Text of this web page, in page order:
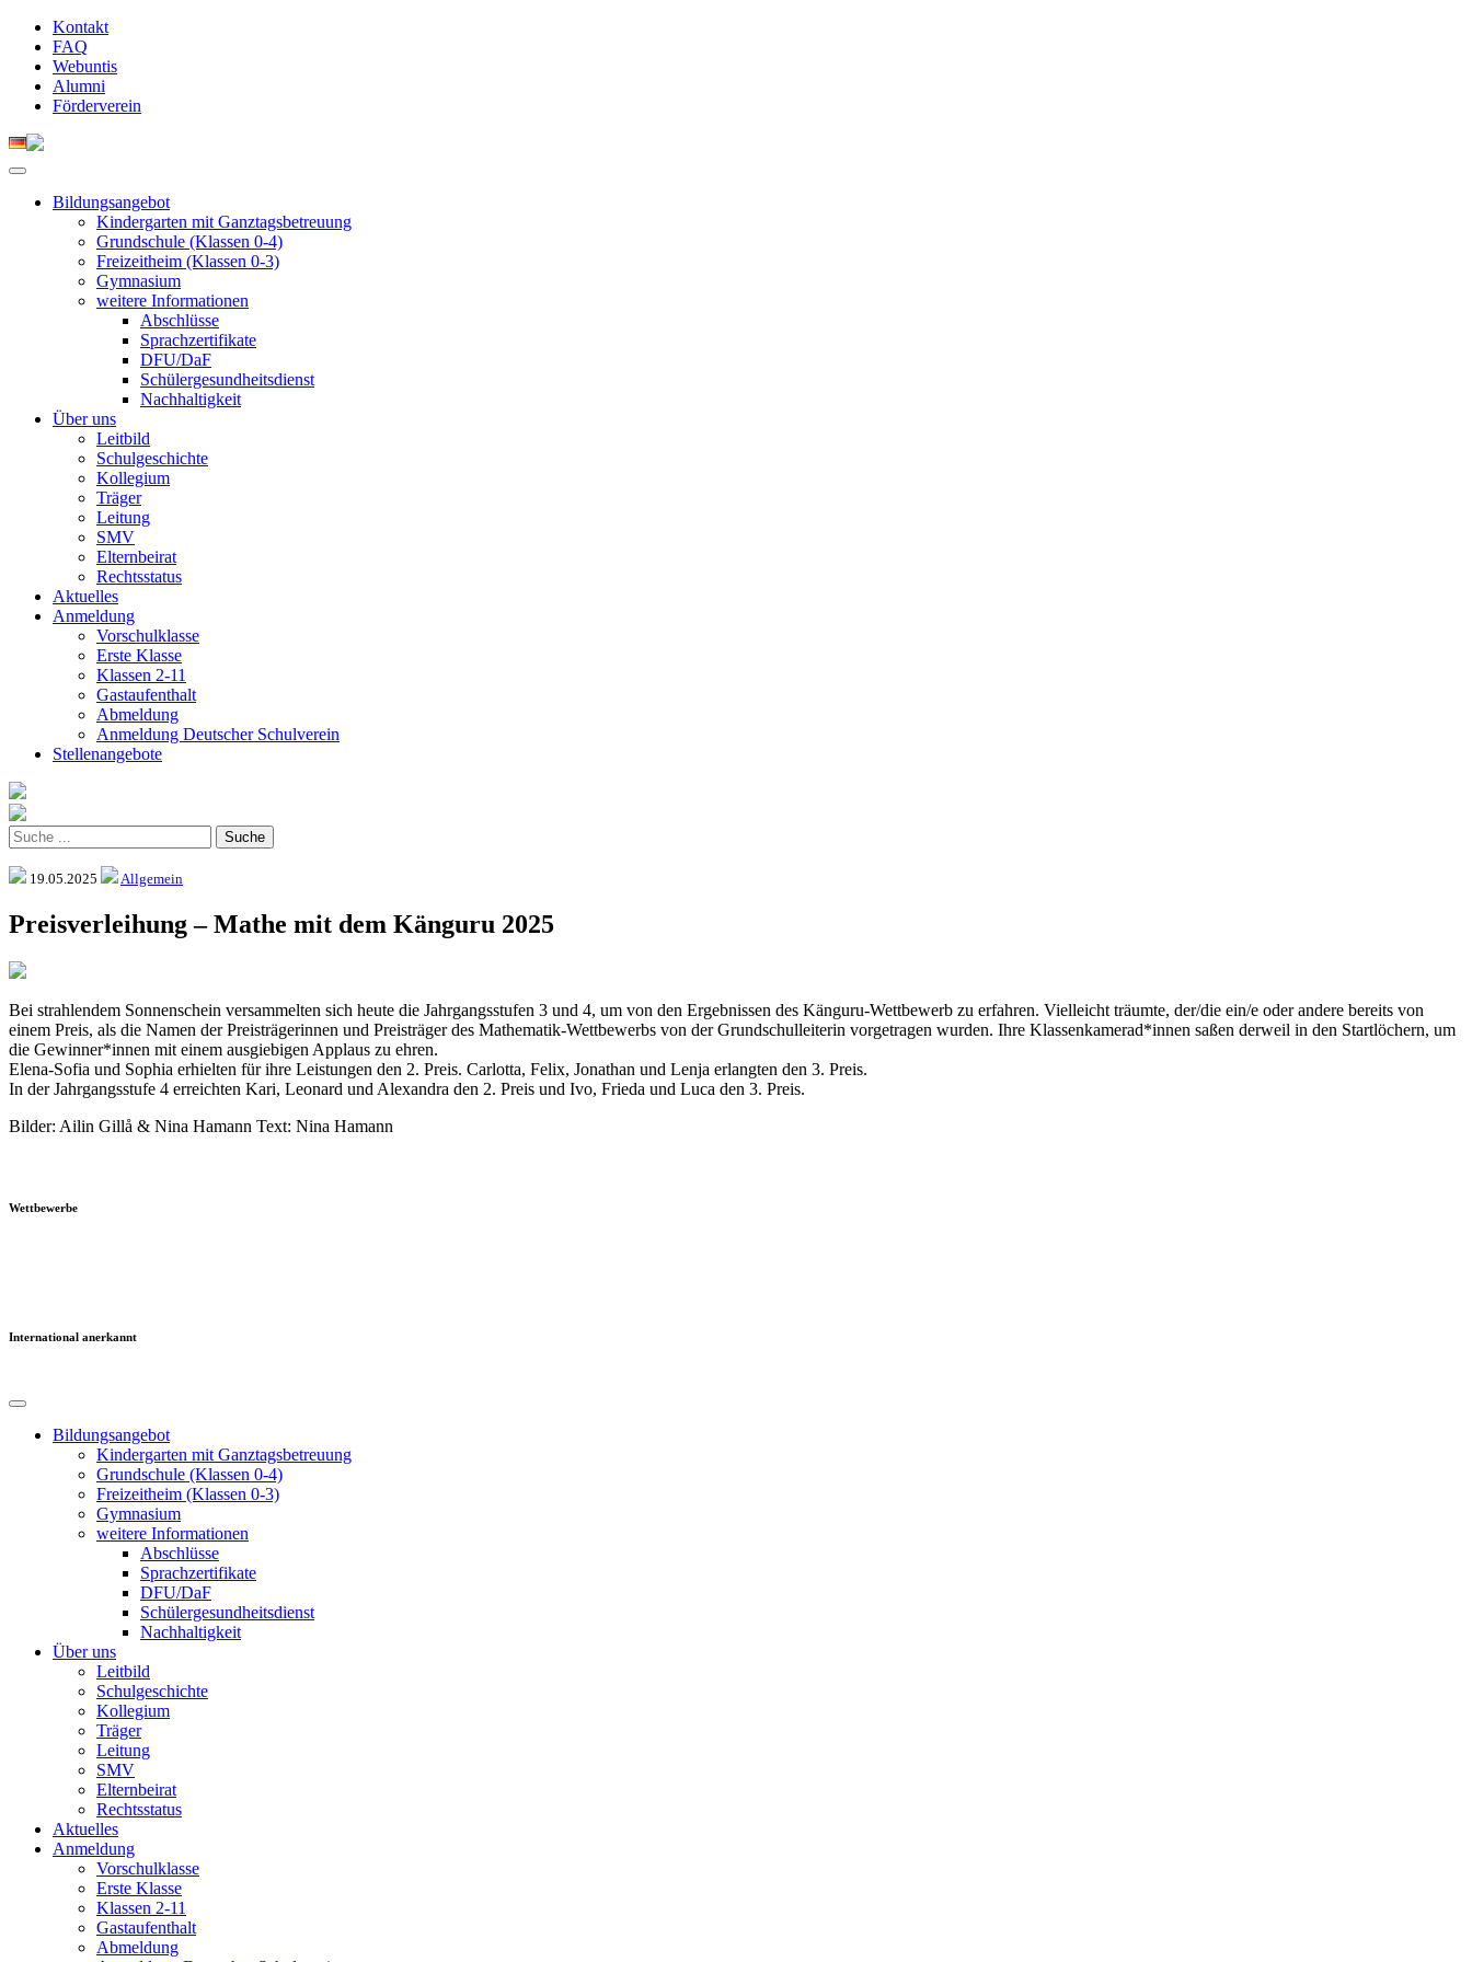
Kontakt
FAQ
Webuntis
Alumni
Förderverein
Bildungsangebot
Kindergarten mit Ganztagsbetreuung
Grundschule (Klassen 0-4)
Freizeitheim (Klassen 0-3)
Gymnasium
weitere Informationen
Abschlüsse
Sprachzertifikate
DFU/DaF
Schülergesundheitsdienst
Nachhaltigkeit
Über uns
Leitbild
Schulgeschichte
Kollegium
Träger
Leitung
SMV
Elternbeirat
Rechtsstatus
Aktuelles
Anmeldung
Vorschulklasse
Erste Klasse
Klassen 2-11
Gastaufenthalt
Abmeldung
Anmeldung Deutscher Schulverein
Stellenangebote
19.05.2025 Allgemein
Preisverleihung – Mathe mit dem Känguru 2025
Bei strahlendem Sonnenschein versammelten sich heute die Jahrgangsstufen 3 und 4, um von den Ergebnissen des Känguru-Wettbewerb zu erfahren. Vielleicht träumte, der/die ein/e oder andere bereits von
einem Preis, als die Namen der Preisträgerinnen und Preisträger des Mathematik-Wettbewerbs von der Grundschulleiterin vorgetragen wurden. Ihre Klassenkamerad*innen saßen derweil in den Startlöchern, um
die Gewinner*innen mit einem ausgiebigen Applaus zu ehren.
Elena-Sofia und Sophia erhielten für ihre Leistungen den 2. Preis. Carlotta, Felix, Jonathan und Lenja erlangten den 3. Preis.
In der Jahrgangsstufe 4 erreichten Kari, Leonard und Alexandra den 2. Preis und Ivo, Frieda und Luca den 3. Preis.
Bilder: Ailin Gillå & Nina Hamann Text: Nina Hamann
Wettbewerbe
International anerkannt
Bildungsangebot
Kindergarten mit Ganztagsbetreuung
Grundschule (Klassen 0-4)
Freizeitheim (Klassen 0-3)
Gymnasium
weitere Informationen
Abschlüsse
Sprachzertifikate
DFU/DaF
Schülergesundheitsdienst
Nachhaltigkeit
Über uns
Leitbild
Schulgeschichte
Kollegium
Träger
Leitung
SMV
Elternbeirat
Rechtsstatus
Aktuelles
Anmeldung
Vorschulklasse
Erste Klasse
Klassen 2-11
Gastaufenthalt
Abmeldung